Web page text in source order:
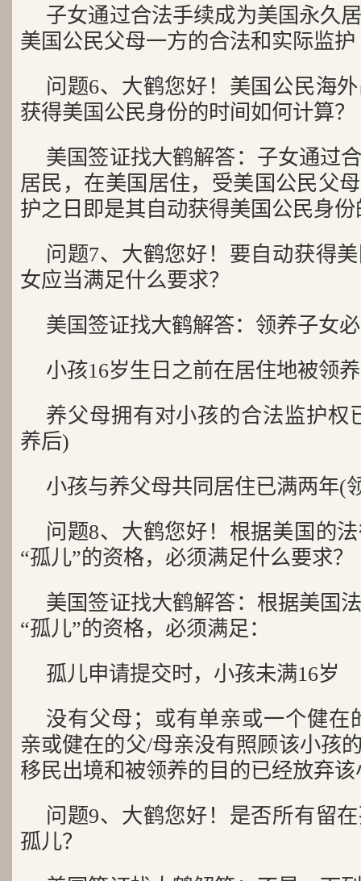
子女通过合法手续成为美国永久
美国公民父母一方的合法和实际监护
问题6、大鹤您好！美国公民海
获得美国公民身份的时间如何计算？
美国签证找大鹤解答：子女通过
居民，在美国居住，受美国公民父
护之日即是其自动获得美国公民身
问题7、大鹤您好！要自动获得
女应当满足什么要求？
美国签证找大鹤解答：领养子女
小孩16岁生日之前在居住地被领养
养父母拥有对小孩的合法监护权
养后)
小孩与养父母共同居住已满两年(
问题8、大鹤您好！根据美国的
“孤儿”的资格，必须满足什么要求？
美国签证找大鹤解答：根据美国
“孤儿”的资格，必须满足：
孤儿申请提交时，小孩未满16岁
没有父母；或有单亲或一个健在
亲或健在的父/母亲没有照顾该小孩
移民出境和被领养的目的已经放弃该
问题9、大鹤您好！是否所有留
孤儿？